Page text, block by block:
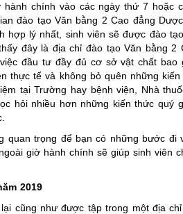
chính vào các ngày thứ 7 hoặc
đào tạo Văn bằng 2 Cao đẳng
lý nhất, sinh viên sẽ được đào
đây là địa chỉ đào tạo Văn bằng
đầu tư đầy đủ cơ sở vật chất bao
thực tế và không bỏ quên những
tại Trường hay bệnh viện, Nhà
hỏi nhiều hơn những kiến thức quý
quan trọng để bạn có những bước đi
giờ hành chính sẽ giúp sinh viên
2019
cũng như được tập trong một địa